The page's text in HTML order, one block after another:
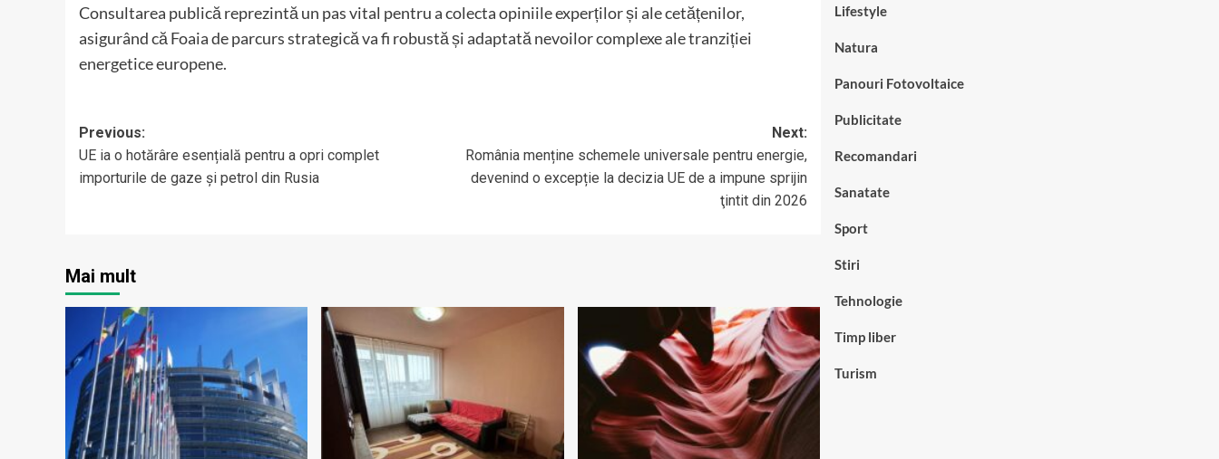
Consultarea publică reprezintă un pas vital pentru a colecta opiniile experților și ale cetățenilor,
asigurând că Foaia de parcurs strategică va fi robustă și adaptată nevoilor complexe ale tranziției
energetice europene.
Post
navigation
Previous:
UE ia o hotărâre esențială pentru a opri complet
importurile de gaze și petrol din Rusia
Next:
România menține schemele universale pentru energie,
devenind o excepție la decizia UE de a impune sprijin
ţintit din 2026
Mai mult
Lifestyle
Natura
Panouri Fotovoltaice
Publicitate
Recomandari
Sanatate
Sport
Stiri
Tehnologie
Timp liber
Turism